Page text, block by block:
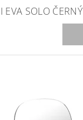
EVA SOLO ČERNÝ